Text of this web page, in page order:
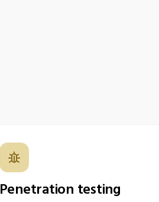
Penetration testing